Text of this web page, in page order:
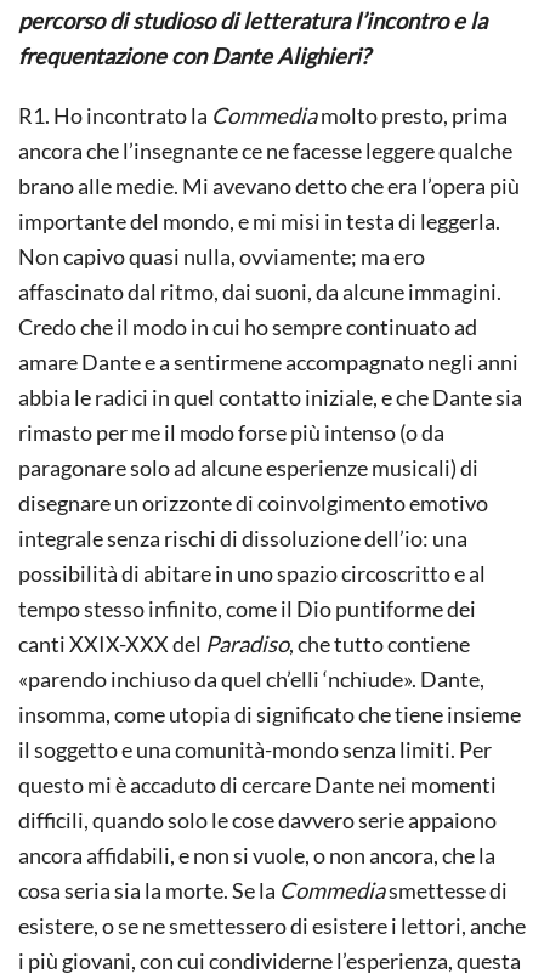
percorso di studioso di letteratura l’incontro e la
frequentazione con Dante Alighieri?
R1. Ho incontrato la Commediamolto presto, prima
ancora che l’insegnante ce ne facesse leggere qualche
brano alle medie. Mi avevano detto che era l’opera più
importante del mondo, e mi misi in testa di leggerla.
Non capivo quasi nulla, ovviamente; ma ero
affascinato dal ritmo, dai suoni, da alcune immagini.
Credo che il modo in cui ho sempre continuato ad
amare Dante e a sentirmene accompagnato negli anni
abbia le radici in quel contatto iniziale, e che Dante sia
rimasto per me il modo forse più intenso (o da
paragonare solo ad alcune esperienze musicali) di
disegnare un orizzonte di coinvolgimento emotivo
integrale senza rischi di dissoluzione dell’io: una
possibilità di abitare in uno spazio circoscritto e al
tempo stesso infinito, come il Dio puntiforme dei
canti XXIX-XXX del Paradiso, che tutto contiene
«parendo inchiuso da quel ch’elli ‘nchiude». Dante,
insomma, come utopia di significato che tiene insieme
il soggetto e una comunità-mondo senza limiti. Per
questo mi è accaduto di cercare Dante nei momenti
difficili, quando solo le cose davvero serie appaiono
ancora affidabili, e non si vuole, o non ancora, che la
cosa seria sia la morte. Se la Commediasmettesse di
esistere, o se ne smettessero di esistere i lettori, anche
i più giovani, con cui condividerne l’esperienza, questa